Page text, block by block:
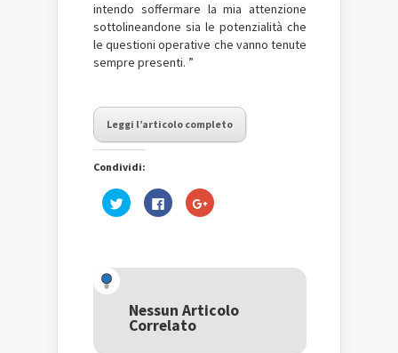
intendo soffermare la mia attenzione
sottolineandone sia le potenzialità che
le questioni operative che vanno tenute
sempre presenti. ”
Leggi l’articolo completo
Condividi:
Fai
clic
una
nuova
finestra)
Fai
clic
nuova
finestra)
Fai
clic
una
nuova
Nessun Articolo
Correlato